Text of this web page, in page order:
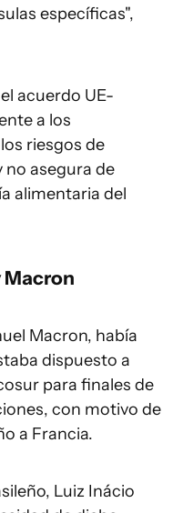
específicas",
acuerdo UE-
a los
riesgos de
asegura de
alimentaria del
Macron
Macron, había
dispuesto a
para finales de
con motivo de
a Francia.
Luiz Inácio